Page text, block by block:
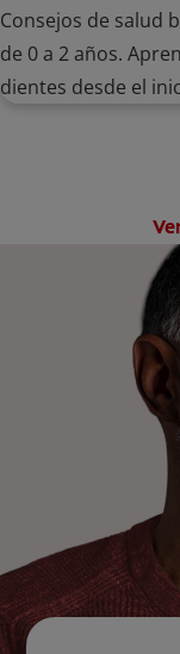
Consejos de salud
de 0 a 2 años.
dientes desde el